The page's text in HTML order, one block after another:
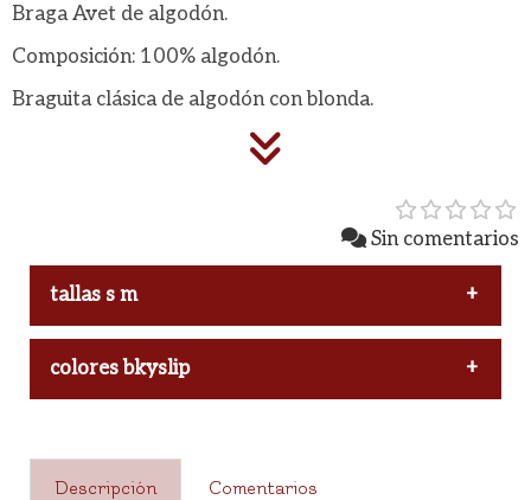
Braga Avet de algodón.
Composición: 100% algodón.
Braguita clásica de algodón con blonda.
Sin comentarios
tallas s m
M
colores bkyslip
Descripción Comentarios